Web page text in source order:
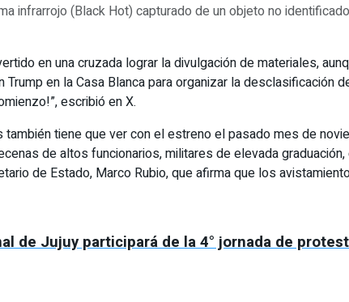
infrarrojo (Black Hot) capturado de un objeto no
en una cruzada lograr la divulgación de materiales,
en la Casa Blanca para organizar la
escribió en X.
tiene que ver con el estreno el pasado mes de
de altos funcionarios, militares de elevada
de Estado, Marco Rubio, que afirma que los
de Jujuy participará de la 4° jornada de